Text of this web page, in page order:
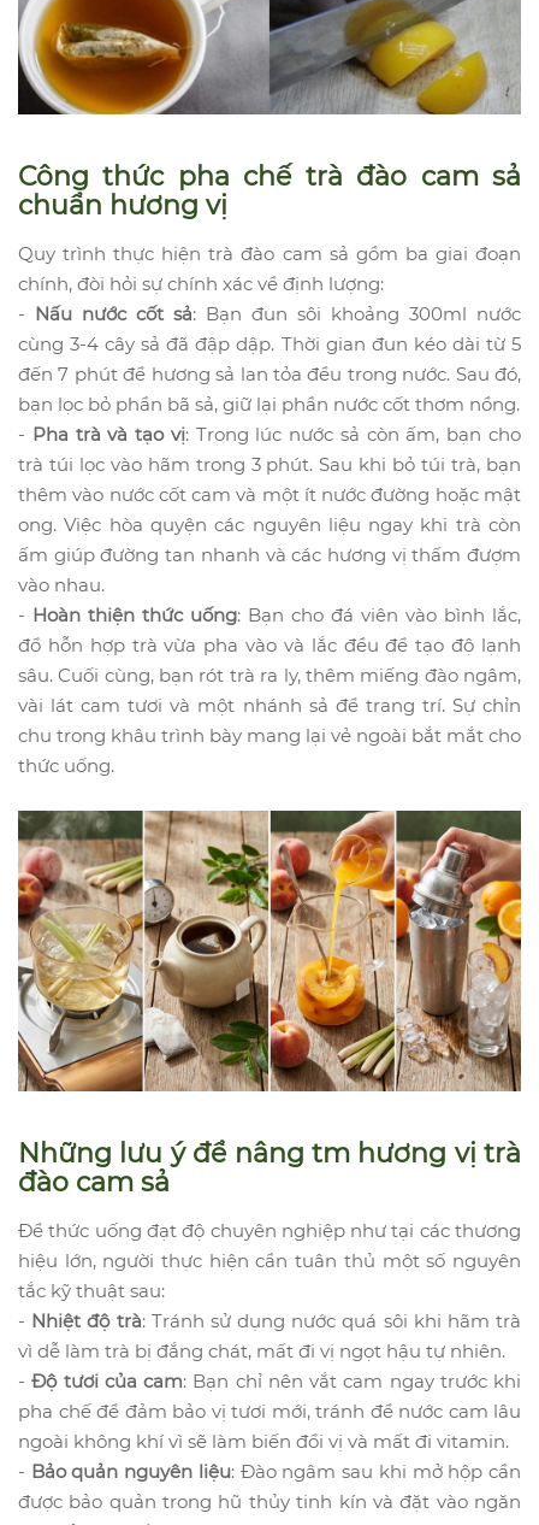
Công thức pha chế trà đào cam sả
chuẩn hương vị
Quy trình thực hiện trà đào cam sả gồm ba giai đoạn
chính, đòi hỏi sự chính xác về định lượng:
- Nấu nước cốt sả: Bạn đun sôi khoảng 300ml nước
cùng 3-4 cây sả đã đập dập. Thời gian đun kéo dài từ 5
đến 7 phút để hương sả lan tỏa đều trong nước. Sau đó,
bạn lọc bỏ phần bã sả, giữ lại phần nước cốt thơm nồng.
- Pha trà và tạo vị: Trong lúc nước sả còn ấm, bạn cho
trà túi lọc vào hãm trong 3 phút. Sau khi bỏ túi trà, bạn
thêm vào nước cốt cam và một ít nước đường hoặc mật
ong. Việc hòa quyện các nguyên liệu ngay khi trà còn
ấm giúp đường tan nhanh và các hương vị thấm đượm
vào nhau.
- Hoàn thiện thức uống: Bạn cho đá viên vào bình lắc,
đổ hỗn hợp trà vừa pha vào và lắc đều để tạo độ lạnh
sâu. Cuối cùng, bạn rót trà ra ly, thêm miếng đào ngâm,
vài lát cam tươi và một nhánh sả để trang trí. Sự chỉn
chu trong khâu trình bày mang lại vẻ ngoài bắt mắt cho
thức uống.
Những lưu ý để nâng tm hương vị trà
đào cam sả
Để thức uống đạt độ chuyên nghiệp như tại các thương
hiệu lớn, người thực hiện cần tuân thủ một số nguyên
tắc kỹ thuật sau:
- Nhiệt độ trà: Tránh sử dụng nước quá sôi khi hãm trà
vì dễ làm trà bị đắng chát, mất đi vị ngọt hậu tự nhiên.
-Độ tươi của cam: Bạn chỉ nên vắt cam ngay trước khi
pha chế để đảm bảo vị tươi mới, tránh để nước cam lâu
ngoài không khí vì sẽ làm biến đổi vị và mất đi vitamin.
- Bảo quản nguyên liệu: Đào ngâm sau khi mở hộp cần
được bảo quản trong hũ thủy tinh kín và đặt vào ngăn